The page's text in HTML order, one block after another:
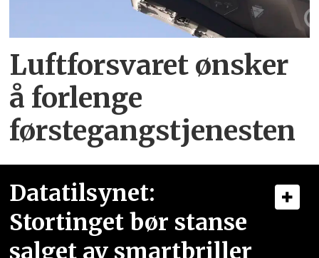
Luftforsvaret ønsker
å forlenge
førstegangstjenesten
Datatilsynet:
Stortinget bør stanse
salget av smartbriller